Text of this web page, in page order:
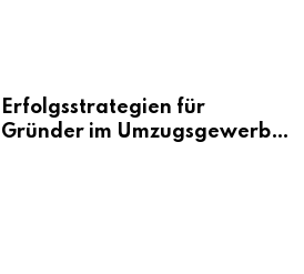
Erfolgsstrategien für
Gründer im Umzugsgewerbe